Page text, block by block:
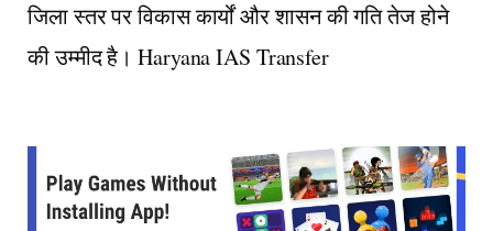
जिला स्तर पर विकास कार्यों और शासन की गति तेज होने
की उम्मीद है। Haryana IAS Transfer